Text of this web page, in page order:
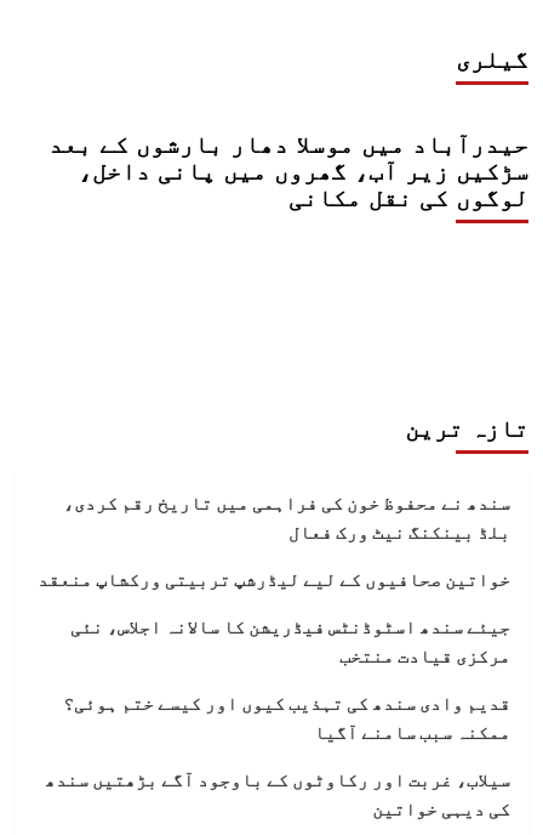
گیلری
حیدرآباد میں موسلا دھار بارشوں کے بعد
سڑکیں زیر آب، گھروں میں پانی داخل،
لوگوں کی نقل مکانی
تازہ ترین
سندھ نے محفوظ خون کی فراہمی میں تاریخ رقم کردی،
بلڈ بینکنگ نیٹ ورک فعال
خواتین صحافیوں کے لیے لیڈرشپ تربیتی ورکشاپ منعقد
جیئے سندھ اسٹوڈنٹس فیڈریشن کا سالانہ اجلاس، نئی
مرکزی قیادت منتخب
قدیم وادی سندھ کی تہذیب کیوں اور کیسے ختم ہوئی؟
ممکنہ سبب سامنے آگیا
سیلاب، غربت اور رکاوٹوں کے باوجود آگے بڑھتیں سندھ
کی دیہی خواتین